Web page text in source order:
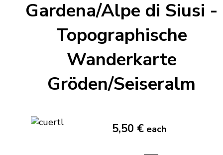
Gardena/Alpe di Siusi -
Topographische
Wanderkarte
Gröden/Seiseralm
5,50 € each